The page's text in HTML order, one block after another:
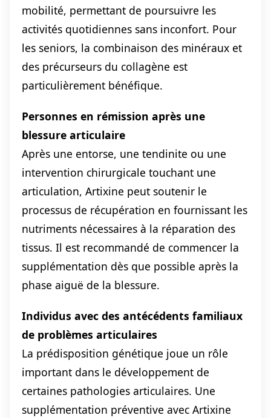
mobilité, permettant de poursuivre les
activités quotidiennes sans inconfort. Pour
les seniors, la combinaison des minéraux et
des précurseurs du collagène est
particulièrement bénéfique.
Personnes en rémission après une
blessure articulaire
Après une entorse, une tendinite ou une
intervention chirurgicale touchant une
articulation, Artixine peut soutenir le
processus de récupération en fournissant les
nutriments nécessaires à la réparation des
tissus. Il est recommandé de commencer la
supplémentation dès que possible après la
phase aiguë de la blessure.
Individus avec des antécédents familiaux
de problèmes articulaires
La prédisposition génétique joue un rôle
important dans le développement de
certaines pathologies articulaires. Une
supplémentation préventive avec Artixine